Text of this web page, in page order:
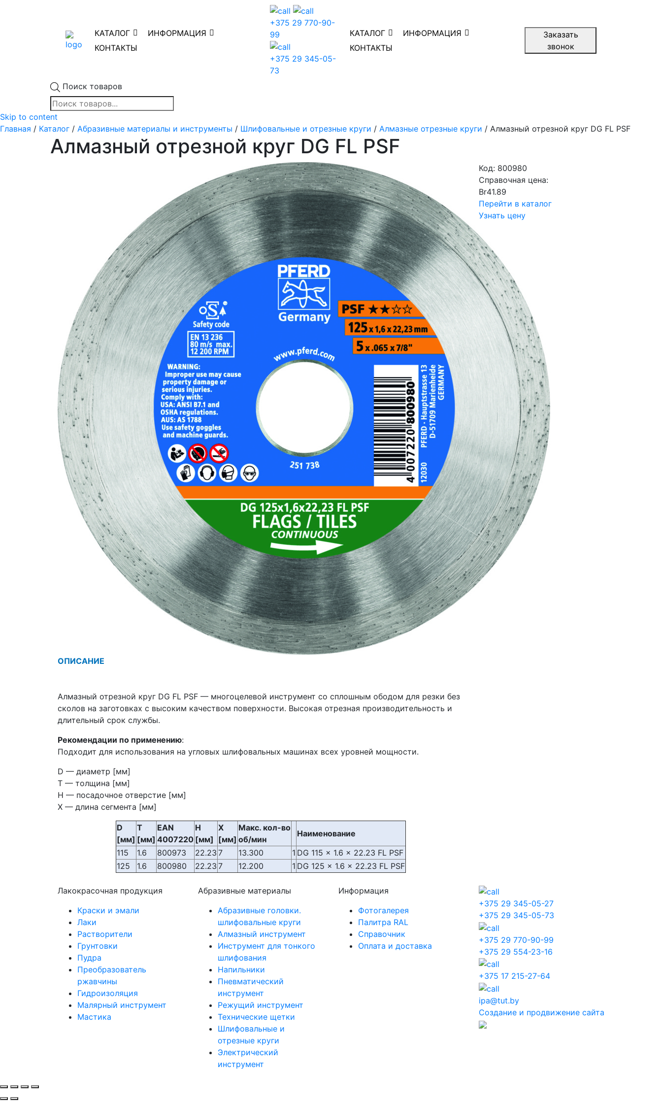
КАТАЛОГ
ИНФОРМАЦИЯ
КОНТАКТЫ
+375 29 770-90-
99
+375 29 345-05-
73
КАТАЛОГ
ИНФОРМАЦИЯ
КОНТАКТЫ
Заказать
звонок
Поиск товаров
Skip to content
Главная / Каталог / Абразивные материалы и инструменты / Шлифовальные и отрезные круги / Алмазные отрезные круги / Алмазный отрезной круг DG FL PSF
Алмазный отрезной круг DG FL PSF
ОПИСАНИЕ
Алмазный отрезной круг DG FL PSF — многоцелевой инструмент со сплошным ободом для резки без
сколов на заготовках с высоким качеством поверхности. Высокая отрезная производительность и
длительный срок службы.
Рекомендации по применению:
Подходит для использования на угловых шлифовальных машинах всех уровней мощности.
D — диаметр [мм]
T — толщина [мм]
H — посадочное отверстие [мм]
X — длина сегмента [мм]
D
[мм]
T
[мм]
EAN
4007220
H
[мм]
X
[мм]
Макс. кол-во
об/мин
Наименование
115
1.6 800973 22.23 7 13.300 1 DG 115 x 1.6 x 22.23 FL PSF
125
1.6 800980 22.23 7 12.200 1 DG 125 x 1.6 x 22.23 FL PSF
Код: 800980
Справочная цена:
Br41.89
Перейти в каталог
Узнать цену
Лакокрасочная продукция
Краски и эмали
Лаки
Растворители
Грунтовки
Пудра
Преобразователь
ржавчины
Гидроизоляция
Малярный инструмент
Мастика
Абразивные материалы
Абразивные головки.
шлифовальные круги
Алмазный инструмент
Инструмент для тонкого
шлифования
Напильники
Пневматический
инструмент
Режущий инструмент
Технические щетки
Шлифовальные и
отрезные круги
Электрический
инструмент
Информация
Фотогалерея
Палитра RAL
Справочник
Оплата и доставка
+375 29 345-05-27
+375 29 345-05-73
+375 29 770-90-99
+375 29 554-23-16
+375 17 215-27-64
ipa@tut.by
Создание и продвижение сайта